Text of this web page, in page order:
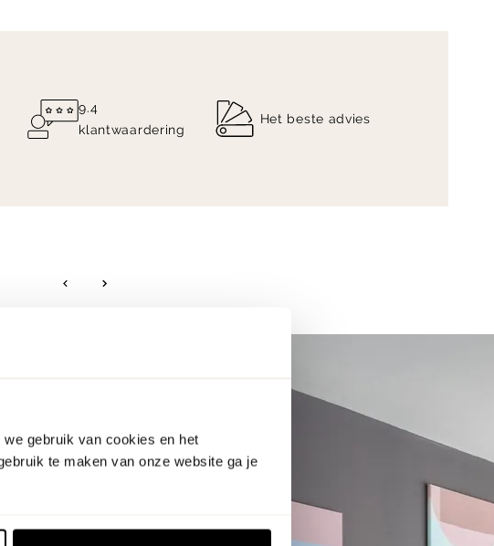
gebruik van cookies en het
te maken van onze website ga je
9.4
klantwaardering
Het beste advies